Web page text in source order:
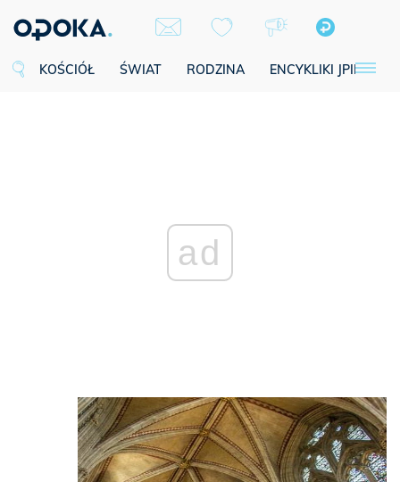
KOŚCIÓŁ ŚWIAT RODZINA ENCYKLIKI JPII
ad